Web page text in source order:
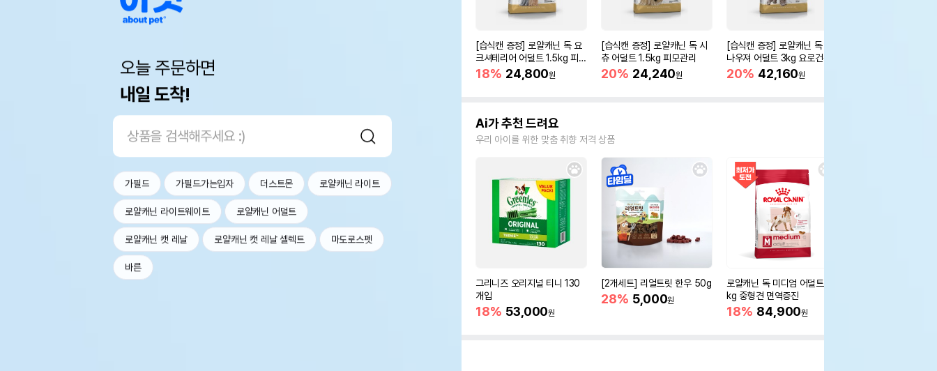
오늘 주문하면
내일 도착!
가필드 가필드가는입자 더스트몬 로얄캐닌 라이트
로얄캐닌 라이트웨이트 로얄캐닌 어덜트
로얄캐닌 캣 레날 로얄캐닌 캣 레날 셀렉트 마도로스펫
바른
[습식캔 증정] 로얄캐닌 독 요
크셔테리어 어덜트 1.5kg 피모
관리
18% 24,800원
[습식캔 증정] 로얄캐닌 독 시
츄 어덜트 1.5kg 피모관리
20% 24,240원
[습식캔 증정] 로얄캐닌 독 슈
나우져 어덜트 3kg 요로건강
20% 42,160원
Ai가 추천 드려요
우리 아이를 위한 맞춤 취향 저격 상품
그리니즈 오리지널 티니 130
개입
18% 53,000원
[2개세트] 리얼트릿 한우 50g
28% 5,000원
로얄캐닌 독 미디엄 어덜트 10
kg 중형견 면역증진
18% 84,900원